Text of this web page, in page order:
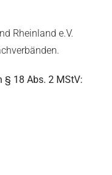
Rheinland e.V.
18 Abs. 2 MStV: